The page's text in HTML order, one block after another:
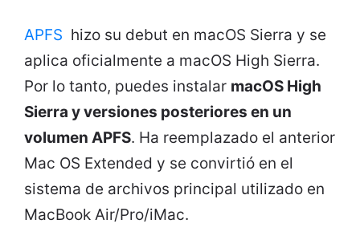
APFS hizo su debut en macOS Sierra y se
aplica oficialmente a macOS High Sierra.
Por lo tanto, puedes instalar macOS High
Sierra y versiones posteriores en un
volumen APFS. Ha reemplazado el anterior
Mac OS Extended y se convirtió en el
sistema de archivos principal utilizado en
MacBook Air/Pro/iMac.